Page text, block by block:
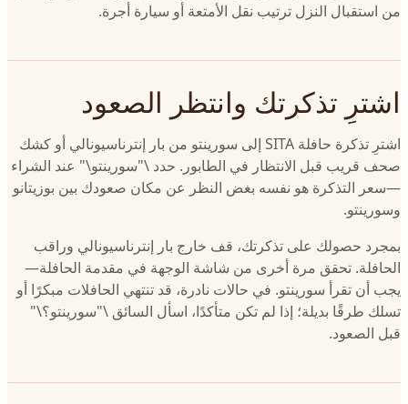
من استقبال النزل ترتيب نقل الأمتعة أو سيارة أجرة.
اشترِ تذكرتك وانتظر الصعود
اشترِ تذكرة حافلة SITA إلى سورينتو من بار إنترناسيونالي أو كشك
صحف قريب قبل الانتظار في الطابور. حدد \"سورينتو\" عند الشراء
—سعر التذكرة هو نفسه بغض النظر عن مكان صعودك بين بوزيتانو
وسورينتو.
بمجرد حصولك على تذكرتك، قف خارج بار إنترناسيونالي وراقب
الحافلة. تحقق مرة أخرى من شاشة الوجهة في مقدمة الحافلة—
يجب أن تقرأ سورينتو. في حالات نادرة، قد تنتهي الحافلات مبكرًا أو
تسلك طرقًا بديلة؛ إذا لم تكن متأكدًا، اسأل السائق \"سورينتو؟\"
قبل الصعود.